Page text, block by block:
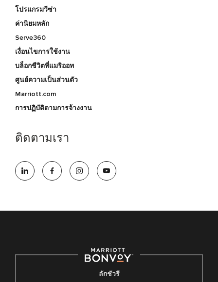
โปรแกรมวีซ่า
ค่านิยมหลัก
Serve360
เงื่อนไขการใช้งาน
บล็อกชีวิตที่แมริออท
ศูนย์ความเป็นส่วนตัว
Marriott.com
การปฏิบัติตามการจ้างงาน
ติดตามเรา
ลักชัวรี